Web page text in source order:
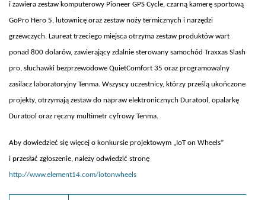
i zawiera zestaw komputerowy Pioneer GPS Cycle, czarną kamerę sportową
GoPro Hero 5, lutownicę oraz zestaw noży termicznych i narzędzi
grzewczych. Laureat trzeciego miejsca otrzyma zestaw produktów wart
ponad 800 dolarów, zawierający zdalnie sterowany samochód Traxxas Slash
pro, słuchawki bezprzewodowe QuietComfort 35 oraz programowalny
zasilacz laboratoryjny Tenma. Wszyscy uczestnicy, którzy prześlą ukończone
projekty, otrzymają zestaw do napraw elektronicznych Duratool, opalarkę
Duratool oraz ręczny multimetr cyfrowy Tenma.
Aby dowiedzieć się więcej o konkursie projektowym „IoT on Wheels”
i przesłać zgłoszenie, należy odwiedzić stronę
http://www.element14.com/iotonwheels